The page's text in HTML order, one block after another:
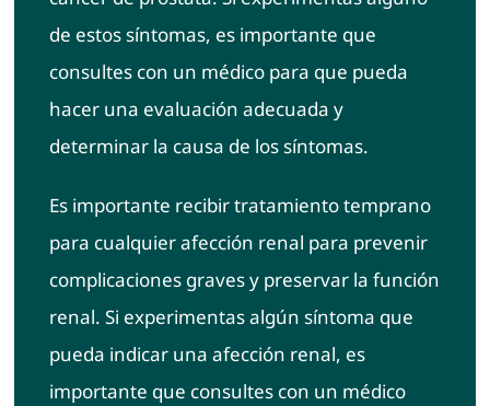
de estos síntomas, es importante que
consultes con un médico para que pueda
hacer una evaluación adecuada y
determinar la causa de los síntomas.
Es importante recibir tratamiento temprano
para cualquier afección renal para prevenir
complicaciones graves y preservar la función
renal. Si experimentas algún síntoma que
pueda indicar una afección renal, es
importante que consultes con un médico